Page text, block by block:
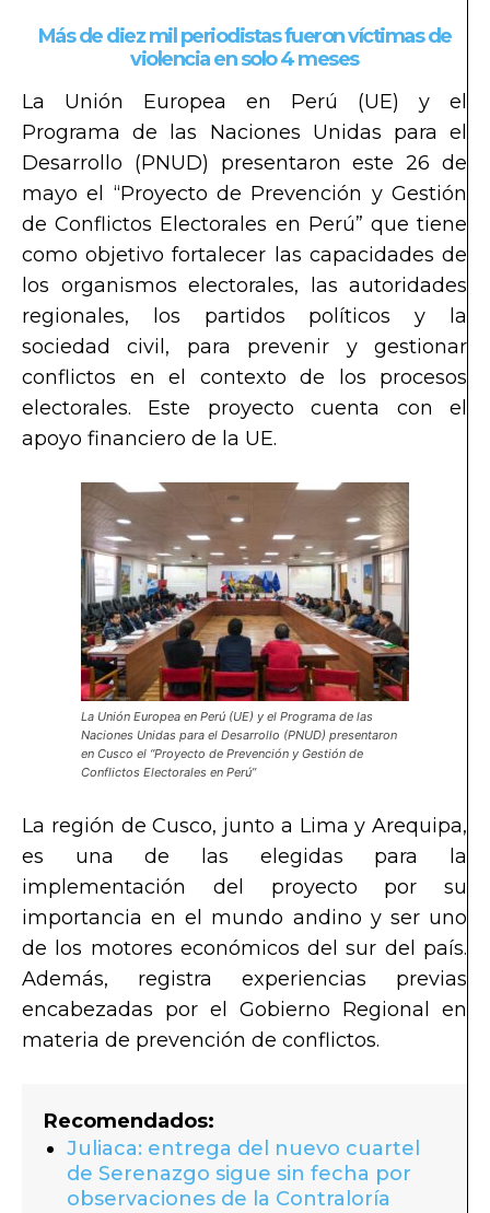
Más de diez mil periodistas fueron víctimas de
violencia en solo 4 meses
La Unión Europea en Perú (UE) y el
Programa de las Naciones Unidas para el
Desarrollo (PNUD) presentaron este 26 de
mayo el “Proyecto de Prevención y Gestión
de Conflictos Electorales en Perú” que tiene
como objetivo fortalecer las capacidades de
los organismos electorales, las autoridades
regionales, los partidos políticos y la
sociedad civil, para prevenir y gestionar
conflictos en el contexto de los procesos
electorales. Este proyecto cuenta con el
apoyo financiero de la UE.
La Unión Europea en Perú (UE) y el Programa de las
Naciones Unidas para el Desarrollo (PNUD) presentaron
en Cusco el “Proyecto de Prevención y Gestión de
Conflictos Electorales en Perú”
La región de Cusco, junto a Lima y Arequipa,
es una de las elegidas para la
implementación del proyecto por su
importancia en el mundo andino y ser uno
de los motores económicos del sur del país.
Además, registra experiencias previas
encabezadas por el Gobierno Regional en
materia de prevención de conflictos.
Recomendados:
Juliaca: entrega del nuevo cuartel
de Serenazgo sigue sin fecha por
observaciones de la Contraloría